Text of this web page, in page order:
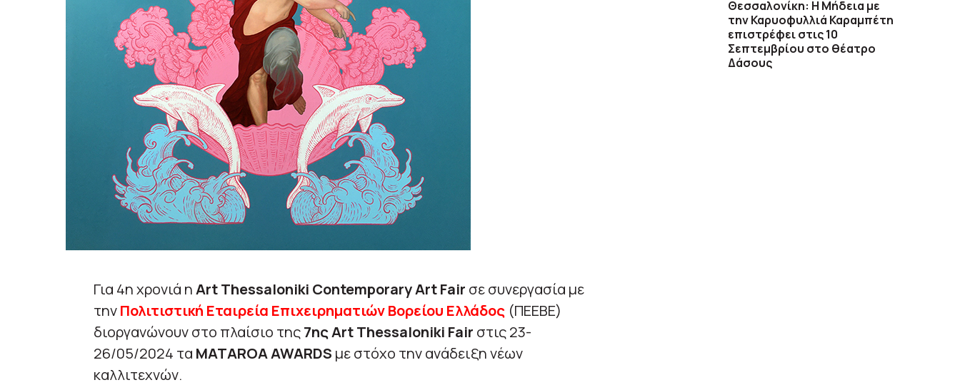
Για 4η χρονιά ηArt Thessaloniki Contemporary Art Fair σε συνεργασία με
τηνΠολιτιστική Εταιρεία Επιχειρηματιών Βορείου Ελλάδος(ΠΕΕΒΕ)
διοργανώνουν στο πλαίσιο της7ης Art Thessaloniki Fair στις 23-
26/05/2024 τα MATAROA AWARDS με στόχο την ανάδειξη νέων
καλλιτεχνών.
Θεσσαλονίκη: Η Μήδεια με
την Καρυοφυλλιά Καραμπέτη
επιστρέφει στις 10
Σεπτεμβρίου στο θέατρο
Δάσους